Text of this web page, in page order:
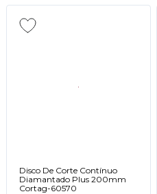
Disco De Corte Contínuo
Diamantado Plus 200mm
Cortag-60570